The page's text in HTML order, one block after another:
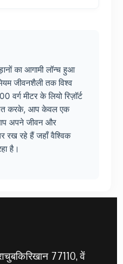
का आगामी लॉन्च हुआ
जीवनशैली तक विश्व
मीटर के लियो रिज़ॉर्ट
करके, आप केवल एक
आप अपने जीवन और
रख रहे हैं जहाँ वैश्विक
है।
77110, वें